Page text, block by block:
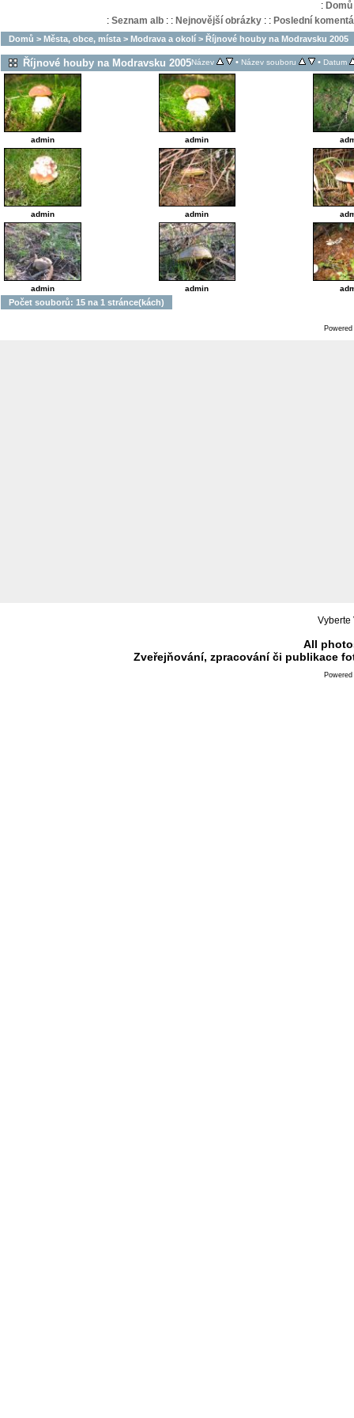
: Domů
: Seznam alb: : Nejnovější obrázky: : Poslední
Domů > Města, obce, místa > Modrava a okolí > Říjnové houby na Modravsku 2005
Říjnové houby na Modravsku 2005Název • Název souboru • Datum
admin admin
admin admin
admin admin
Počet souborů: 15 na 1 stránce(kách)
Vyberte
All
Zveřejňování, zpracování či publikace